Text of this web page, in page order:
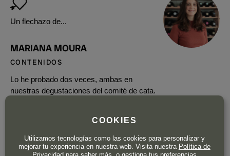
Un flechazo de...
MARIANA MOURA
CONTENIDOS
Lo he probado dos veces, ambas en
nuestras degustaciones del comité de cata.
de matices. Es mantequilla pura en el
paladar.
COOKIES
Utilizamos tecnologías como las cookies para personalizar y
mejorar tu experiencia en nuestra web. Visita nuestra Política de
Privacidadpara saber más, o gestiona tus preferencias